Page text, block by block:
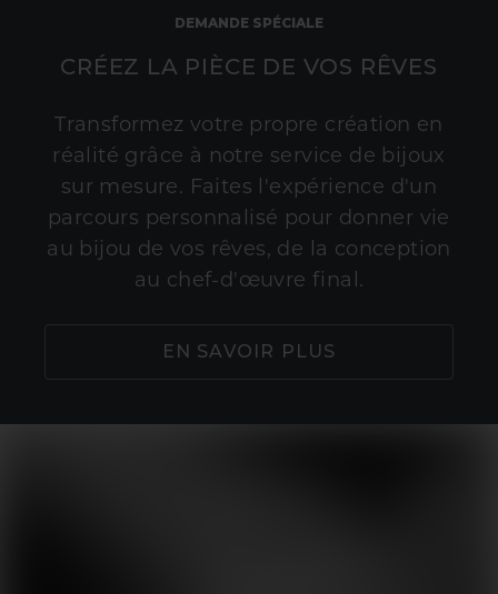
DEMANDE SPÉCIALE
CRÉEZ LA PIÈCE DE VOS RÊVES
Transformez votre propre création en
réalité grâce à notre service de bijoux
sur mesure. Faites l'expérience d'un
parcours personnalisé pour donner vie
au bijou de vos rêves, de la conception
au chef-d'œuvre final.
EN SAVOIR PLUS